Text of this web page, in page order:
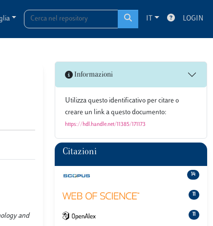
IT LOGIN
and
Informazioni
Utilizza questo identificativo per citare o
creare un link a questo documento:
https://hdl.handle.net/11385/171173
Citazioni
14
11
11